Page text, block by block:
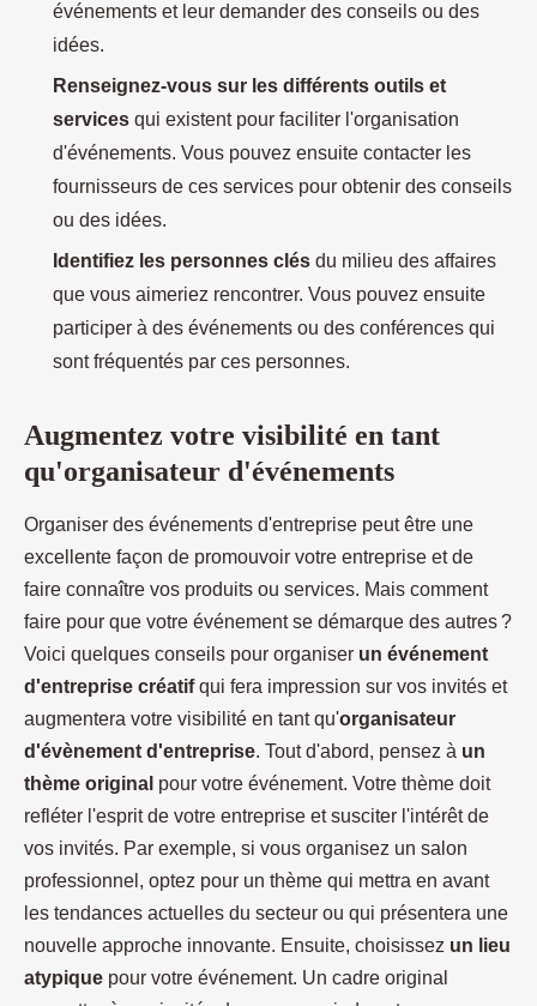
événements et leur demander des conseils ou des
idées.
Renseignez-vous sur les différents outils et
services qui existent pour faciliter l'organisation
d'événements. Vous pouvez ensuite contacter les
fournisseurs de ces services pour obtenir des conseils
ou des idées.
Identifiez les personnes clés du milieu des affaires
que vous aimeriez rencontrer. Vous pouvez ensuite
participer à des événements ou des conférences qui
sont fréquentés par ces personnes.
Augmentez votre visibilité en tant
qu'organisateur d'événements
Organiser des événements d'entreprise peut être une
excellente façon de promouvoir votre entreprise et de
faire connaître vos produits ou services. Mais comment
faire pour que votre événement se démarque des autres ?
Voici quelques conseils pour organiser un événement
d'entreprise créatifqui fera impression sur vos invités et
augmentera votre visibilité en tant qu'organisateur
d'évènement d'entreprise. Tout d'abord, pensez à un
thème original pour votre événement. Votre thème doit
refléter l'esprit de votre entreprise et susciter l'intérêt de
vos invités. Par exemple, si vous organisez un salon
professionnel, optez pour un thème qui mettra en avant
les tendances actuelles du secteur ou qui présentera une
nouvelle approche innovante. Ensuite, choisissez un lieu
atypique pour votre événement. Un cadre original